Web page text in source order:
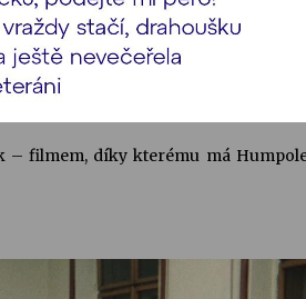
– filmem, díky kterému má